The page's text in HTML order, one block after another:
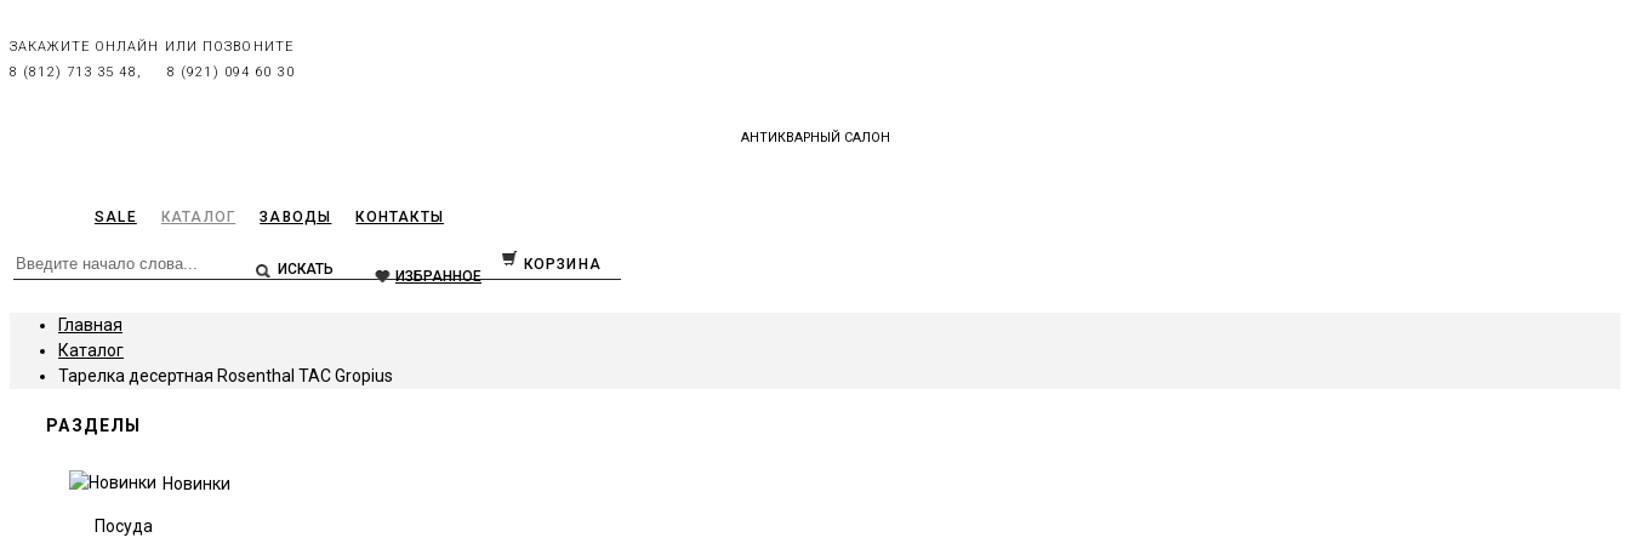
ЗАКАЖИТЕ ОНЛАЙН ИЛИ ПОЗВОНИТЕ
8 (812) 713 35 48,
8 (921) 094 60 30
АНТИКВАРНЫЙ САЛОН
SALE КАТАЛОГ ЗАВОДЫ КОНТАКТЫ
ИЗБРАННОЕ
КОРЗИНА
Главная
Каталог
Тарелка десертная Rosenthal TAC Gropius
РАЗДЕЛЫ
Новинки
Посуда